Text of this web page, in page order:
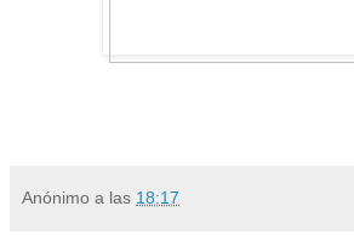
Anónimo a las 18:17